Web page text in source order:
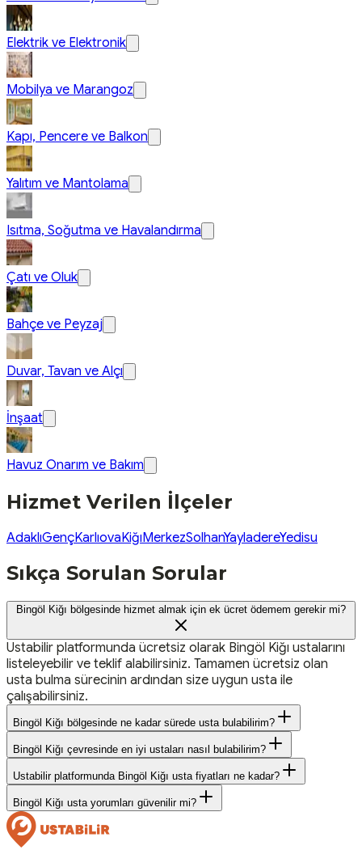
Elektrik ve Elektronik
Mobilya ve Marangoz
Kapı, Pencere ve Balkon
Yalıtım ve Mantolama
Isıtma, Soğutma ve Havalandırma
Çatı ve Oluk
Bahçe ve Peyzaj
Duvar, Tavan ve Alçı
İnşaat
Havuz Onarım ve Bakım
Hizmet Verilen İlçeler
AdaklıGençKarlıovaKiğıMerkezSolhanYayladereYedisu
Sıkça Sorulan Sorular
Bingöl Kiğı bölgesinde hizmet almak için ek ücret ödemem gerekir mi?
Ustabilir platformunda ücretsiz olarak Bingöl Kiğı ustalarını
listeleyebilir ve teklif alabilirsiniz. Tamamen ücretsiz olan
usta bulma sürecinin ardından size uygun usta ile
çalışabilirsiniz.
Bingöl Kiğı bölgesinde ne kadar sürede usta bulabilirim?
Bingöl Kiğı çevresinde en iyi ustaları nasıl bulabilirim?
Ustabilir platformunda Bingöl Kiğı usta fiyatları ne kadar?
Bingöl Kiğı usta yorumları güvenilir mi?